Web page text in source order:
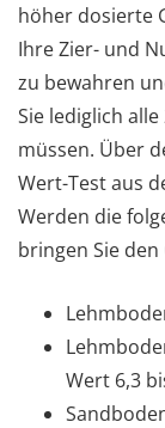
höher dosierte
Ihre Zier- und
zu bewahren
Sie lediglich
müssen. Über
Wert-Test aus
Werden die
bringen Sie
Wert 6,3